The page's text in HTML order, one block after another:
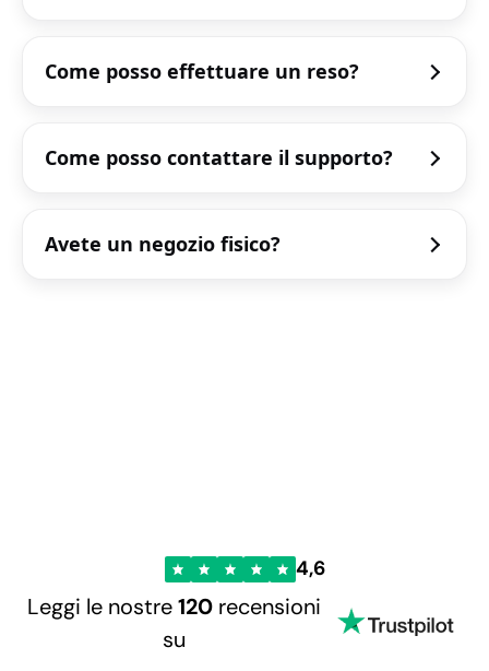
Come posso effettuare un reso?
Come posso contattare il supporto?
Avete un negozio fisico?
4,6
Leggi le nostre120recensioni
su